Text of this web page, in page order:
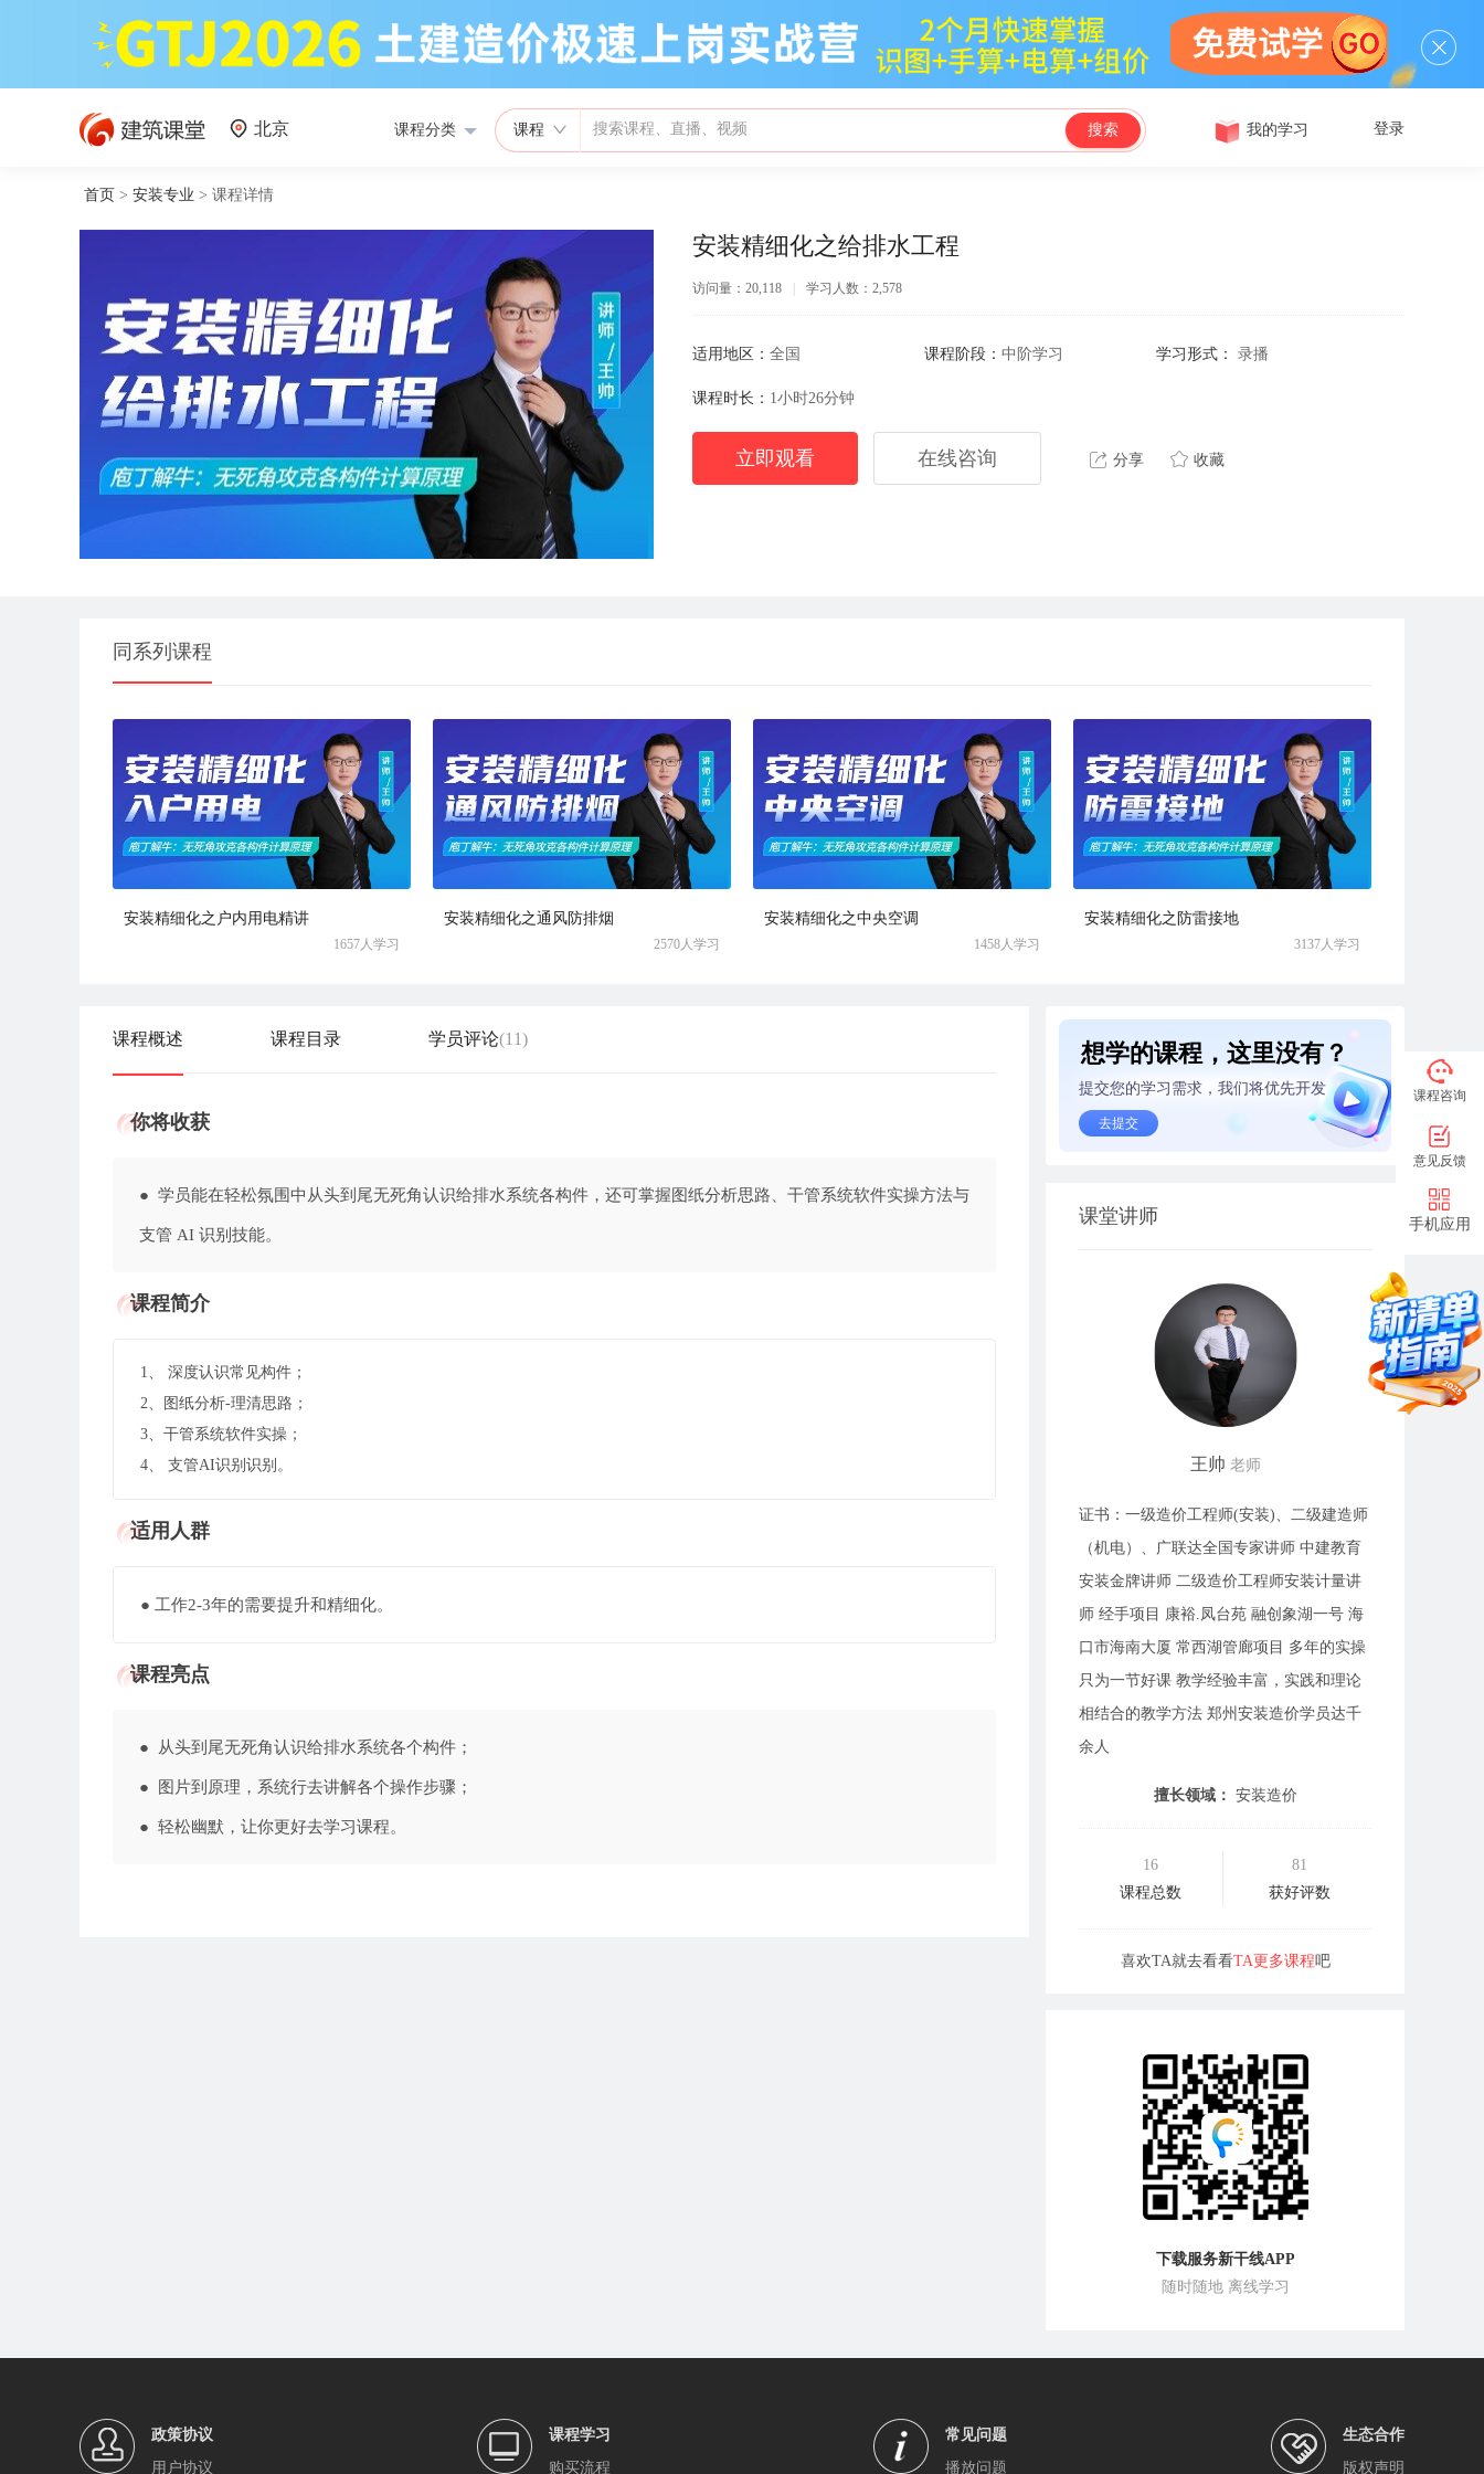
北京 课程分类 课程 搜索 我的学习 登录
首页 > 安装专业 > 课程详情
安装精细化之给排水工程
访问量：20,118 学习人数：2,578
适用地区： 全国 课程阶段： 中阶学习 学习形式： 录播
课程时长： 1小时26分钟
立即观看 在线咨询 分享 收藏
同系列课程
安装精细化之户内用电精讲
1657人学习
安装精细化之通风防排烟
2570人学习
安装精细化之中央空调
1458人学习
安装精细化之防雷接地
3137人学习
课程概述 课程目录 学员评论(11)
你将收获
● 学员能在轻松氛围中从头到尾无死角认识给排水系统各构件，还可掌握图纸分析思路、干管系统软件实操方法与
支管 AI 识别技能。
课程简介
1、 深度认识常见构件；
2、图纸分析-理清思路；
3、干管系统软件实操；
4、 支管AI识别识别。
适用人群
● 工作2-3年的需要提升和精细化。
课程亮点
● 从头到尾无死角认识给排水系统各个构件；
● 图片到原理，系统行去讲解各个操作步骤；
● 轻松幽默，让你更好去学习课程。
想学的课程，这里没有？
提交您的学习需求，我们将优先开发
去提交
课堂讲师
王帅 老师
证书：一级造价工程师(安装)、二级建造师
（机电）、广联达全国专家讲师 中建教育
安装金牌讲师 二级造价工程师安装计量讲
师 经手项目 康裕.凤台苑 融创象湖一号 海
口市海南大厦 常西湖管廊项目 多年的实操
只为一节好课 教学经验丰富，实践和理论
相结合的教学方法 郑州安装造价学员达千
余人
擅长领域： 安装造价
16
课程总数
81
获好评数
喜欢TA就去看看TA更多课程吧
下载服务新干线APP
随时随地 离线学习
政策协议
用户协议
课程学习
购买流程
常见问题
播放问题
生态合作
版权声明
课程咨询
意见反馈
手机应用